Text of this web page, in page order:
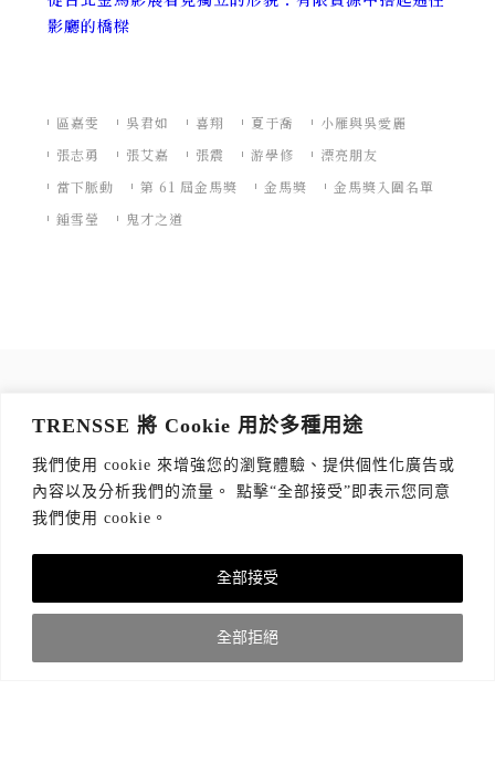
TRENSSE 將 Cookie 用於多種用途
我們使用 cookie 來增強您的瀏覽體驗、提供個性化廣告或
內容以及分析我們的流量。 點擊“全部接受”即表示您同意
我們使用 cookie。
全部拒絕
全部接受
影廳的橋樑
區嘉雯 吳君如 喜翔 夏于喬
小雁與吳愛麗
張志勇
張艾嘉 張震 游學修
漂亮朋友
當下脈動
第 61 屆金馬獎 金馬獎
金馬獎入圍名單
鍾雪瑩
鬼才之道
讀出你的品味，每週獲取質感生活 Tips！
訂閱傳思電子報*
隱私權政策